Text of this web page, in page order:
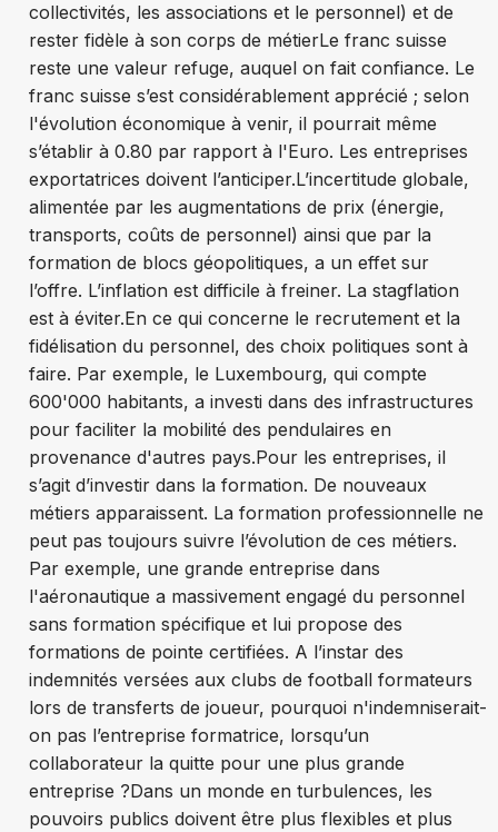
collectivités, les associations et le personnel) et de
rester fidèle à son corps de métierLe franc suisse
reste une valeur refuge, auquel on fait confiance. Le
franc suisse s’est considérablement apprécié ; selon
l'évolution économique à venir, il pourrait même
s’établir à 0.80 par rapport à l'Euro. Les entreprises
exportatrices doivent l’anticiper.L’incertitude globale,
alimentée par les augmentations de prix (énergie,
transports, coûts de personnel) ainsi que par la
formation de blocs géopolitiques, a un effet sur
l’offre. L’inflation est difficile à freiner. La stagflation
est à éviter.En ce qui concerne le recrutement et la
fidélisation du personnel, des choix politiques sont à
faire. Par exemple, le Luxembourg, qui compte
600'000 habitants, a investi dans des infrastructures
pour faciliter la mobilité des pendulaires en
provenance d'autres pays.Pour les entreprises, il
s’agit d’investir dans la formation. De nouveaux
métiers apparaissent. La formation professionnelle ne
peut pas toujours suivre l’évolution de ces métiers.
Par exemple, une grande entreprise dans
l'aéronautique a massivement engagé du personnel
sans formation spécifique et lui propose des
formations de pointe certifiées. A l’instar des
indemnités versées aux clubs de football formateurs
lors de transferts de joueur, pourquoi n'indemniserait-
on pas l’entreprise formatrice, lorsqu’un
collaborateur la quitte pour une plus grande
entreprise ?Dans un monde en turbulences, les
pouvoirs publics doivent être plus flexibles et plus